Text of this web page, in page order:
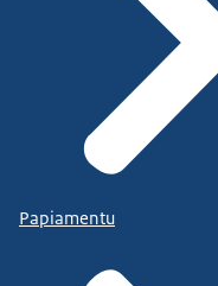
Papiamentu